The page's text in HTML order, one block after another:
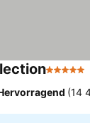
5 Sterne
(14